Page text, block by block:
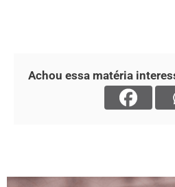
Achou essa matéria